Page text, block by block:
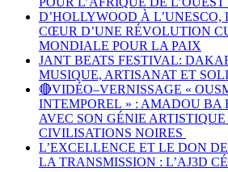
D’HOLLYWOOD À L’UNESCO,
CŒUR D’UNE RÉVOLUTION
MONDIALE POUR LA PAIX
JANT BEATS FESTIVAL:
MUSIQUE, ARTISANAT ET
🔴VIDÉO–VERNISSAGE «
INTEMPOREL » : AMADOU BA
AVEC SON GÉNIE
CIVILISATIONS NOIRES
L’EXCELLENCE ET LE DON
LA TRANSMISSION : L’AJ3D